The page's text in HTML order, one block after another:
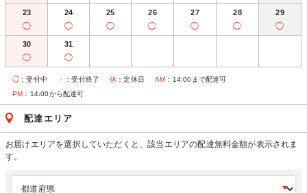
23
◯
24
◯
25
◯
26
◯
27
◯
28
◯
29
◯
30
◯
31
◯
◯ ：受付中 － ：受付終了 休 ：定休日 AM ：14:00まで配達可
PM ：14:00から配達可
配達エリア
お届けエリアを選択していただくと、該当エリアの配達無料金額が表示されま
す。